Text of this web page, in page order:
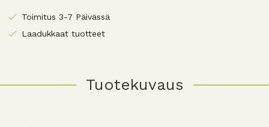
Toimitus 3-7 Päivässä
Laadukkaat tuotteet
Tuotekuvaus